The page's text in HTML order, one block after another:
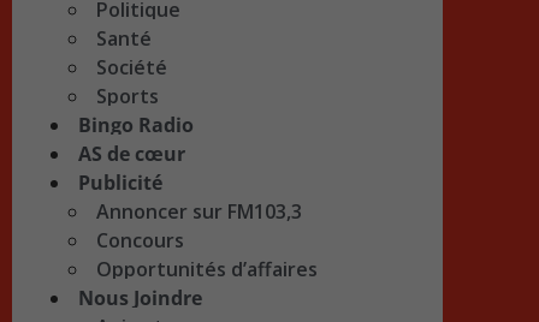
Politique
Santé
Société
Sports
Bingo Radio
AS de cœur
Publicité
Annoncer sur FM103,3
Concours
Opportunités d’affaires
Nous Joindre